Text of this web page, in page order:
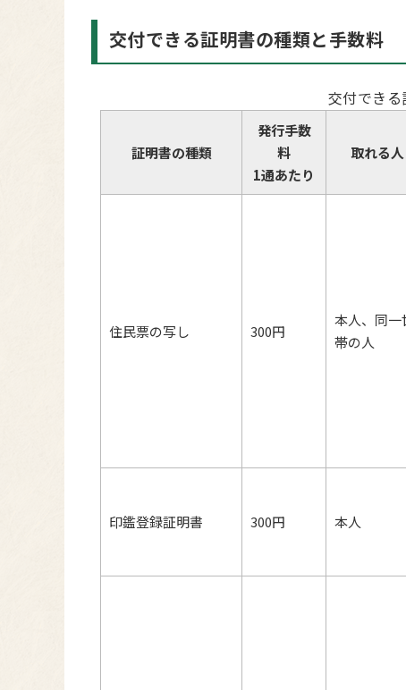
交付できる証明書の種類と手数料
交付でき
証明書の種類
発行手数
料
1通あたり
取れる人
住民票の写し 300円
本人、同一
帯の人
印鑑登録証明書 300円 本人